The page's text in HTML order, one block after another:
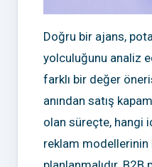
Doğru bir ajans,
yolculuğunu analiz
farklı bir değer
anından satış
olan süreçte, hangi
reklam modellerinin